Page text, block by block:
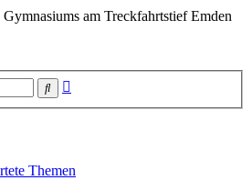
am Treckfahrtstief Emden
Suche
Themen